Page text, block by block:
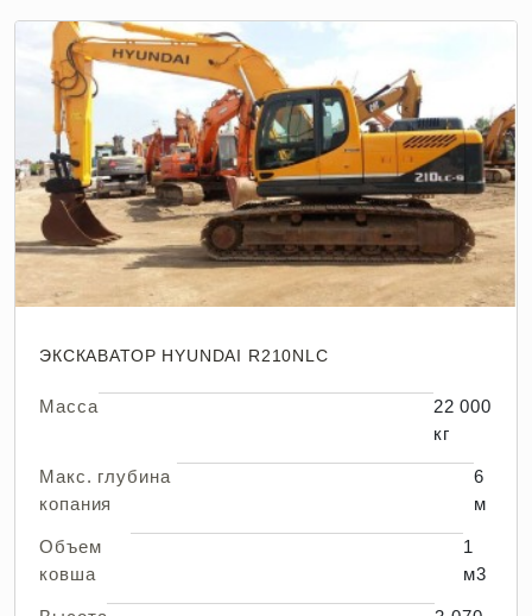
ЭКСКАВАТОР HYUNDAI R210NLC
Масса
22 000
кг
Макс. глубина
копания
6
м
Объем
ковша
1
м3